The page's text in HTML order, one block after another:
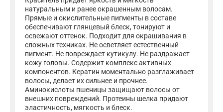
натуральным и ранее окрашенным волосам.
Прямые и окислительные пигменты в составе
обеспечивают глянцевый блеск, тонируют и
освежают оттенок. Подходит для окрашивания в
сложных техниках. Не осветляет естественный
пигмент. Не повреждает кутикулу. Не раздражает
кожу головы. Содержит комплекс активных
компонентов. Кератин моментально разглаживает
волосы, делает их сильнее и прочнее.
Аминокислоты пшеницы защищают волосы от
внешних повреждений. Протеины шелка придают
эластичность, мягкость и блеск.